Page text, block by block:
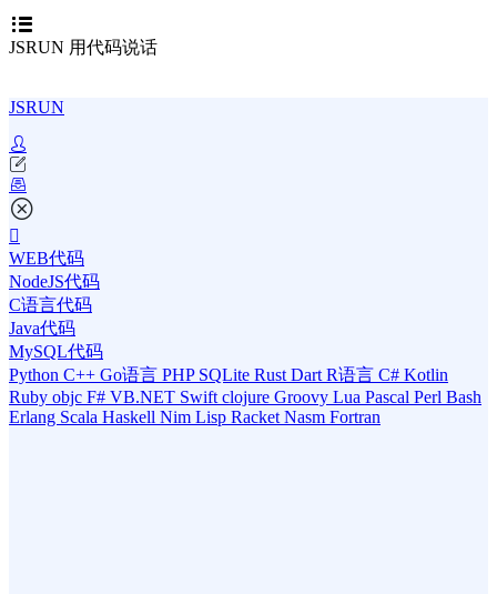
JSRUN 用代码说话
JSRUN
WEB代码
NodeJS代码
C语言代码
Java代码
MySQL代码
Python C++ Go语言 PHP SQLite Rust Dart R语言 C# Kotlin
Ruby objc F# VB.NET Swift clojure Groovy Lua Pascal Perl Bash
Erlang Scala Haskell Nim Lisp Racket Nasm Fortran